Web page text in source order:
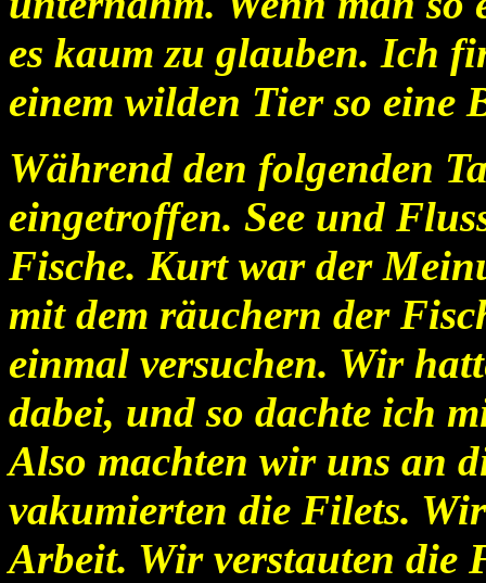
es kaum zu glauben. Ich
einem wilden Tier so eine
Während den folgenden
eingetroffen. See und
Fische. Kurt war der
mit dem räuchern der
einmal versuchen. Wir
dabei, und so dachte ich
Also machten wir uns an
vakumierten die Filets.
Arbeit. Wir verstauten die